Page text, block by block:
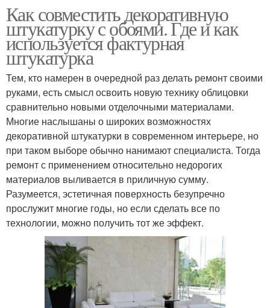
Как совместить декоративную
штукатурку с обоями. Где и как
используется фактурная
штукатурка
Тем, кто намерен в очередной раз делать ремонт своими
руками, есть смысл освоить новую технику облицовки
сравнительно новыми отделочными материалами.
Многие наслышаны о широких возможностях
декоративной штукатурки в современном интерьере, но
при таком выборе обычно нанимают специалиста. Тогда
ремонт с применением относительно недорогих
материалов выливается в приличную сумму.
Разумеется, эстетичная поверхность безупречно
прослужит многие годы, но если сделать все по
технологии, можно получить тот же эффект.